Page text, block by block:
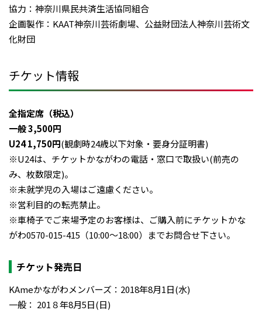
協力：神奈川県民共済生活協同組合
企画製作：KAAT神奈川芸術劇場、公益財団法人神奈川芸術文
化財団
チケット情報
全指定席（税込）
一般 3,500円
U24 1,750円(観劇時24歳以下対象・要身分証明書)
※U24は、チケットかながわの電話・窓口で取扱い(前売の
み、枚数限定)。
※未就学児の入場はご遠慮ください。
※営利目的の転売禁止。
※車椅子でご来場予定のお客様は、ご購入前にチケットかな
がわ0570-015-415（10:00〜18:00）までお問合せ下さい。
チケット発売日
KAmeかながわメンバーズ：2018年8月1日(水)
一般： 201８年8月5日(日)